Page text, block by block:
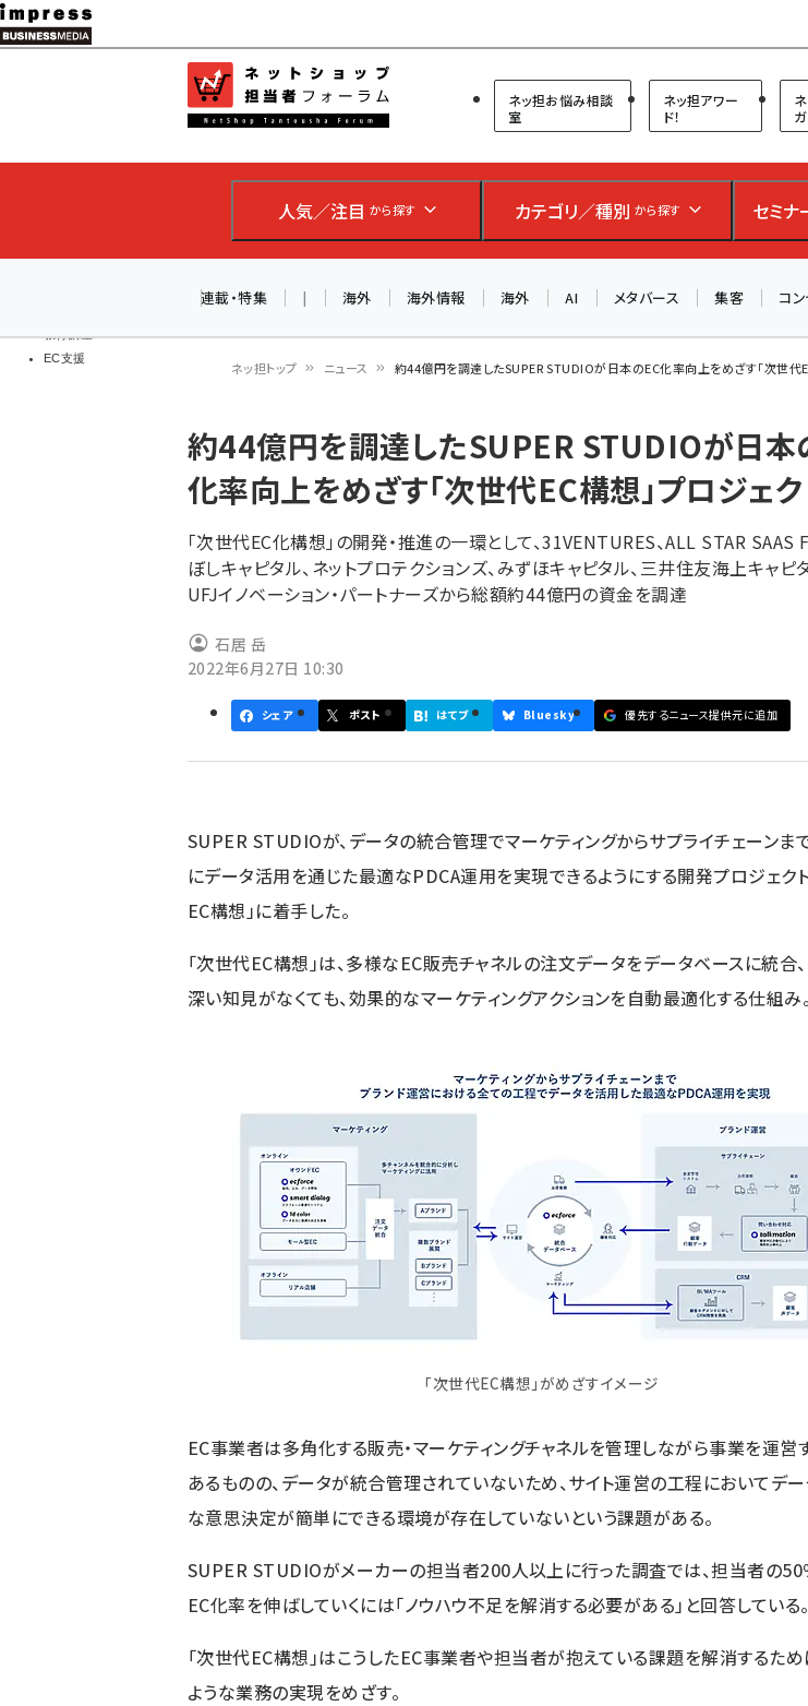
メ
イ
ン
ツ
移
教育講座
EC支援
ネットショップ担当者フォーラム
ネッ担お悩み相談
室
ネッ担アワー
ド！
ガ
人気／注目 から探す カテゴリ／種別 から探す セミナ
連載・特集 | 海外 海外情報 海外 AI メタバース 集客 コ
ン
く
ず
ネッ担トップ ニュース 約44億円を調達したSUPER STUDIOが日本のEC化率向上をめざす「次世代
約44億円を調達したSUPER STUDIOが日本
化率向上をめざす「次世代EC構想」プロジェ
「次世代EC化構想」の開発・推進の一環として、31VENTURES、ALL STAR SAAS
ぼしキャピタル、ネットプロテクションズ、みずほキャピタル、三井住友海上キャピ
UFJイノベーション・パートナーズから総額約44億円の資金を調達
石居 岳
2022年6月27日 10:30
シェア ポスト はてブ Bluesky 優先するニュース提供元に追加
SUPER STUDIOが、データの統合管理でマーケティングからサプライチェーンま
にデータ活用を通じた最適なPDCA運用を実現できるようにする開発プロジェク
EC構想」に着手した。
「次世代EC構想」は、多様なEC販売チャネルの注文データをデータベースに統合
深い知見がなくても、効果的なマーケティングアクションを自動最適化する仕組み。
「次世代EC構想」がめざすイメージ
EC事業者は多角化する販売・マーケティングチャネルを管理しながら事業を運営
あるものの、データが統合管理されていないため、サイト運営の工程においてデー
な意思決定が簡単にできる環境が存在していないという課題がある。
SUPER STUDIOがメーカーの担当者200人以上に行った調査では、担当者の
EC化率を伸ばしていくには「ノウハウ不足を解消する必要がある」と回答している。
「次世代EC構想」はこうしたEC事業者や担当者が抱えている課題を解消するため
ような業務の実現をめざす。